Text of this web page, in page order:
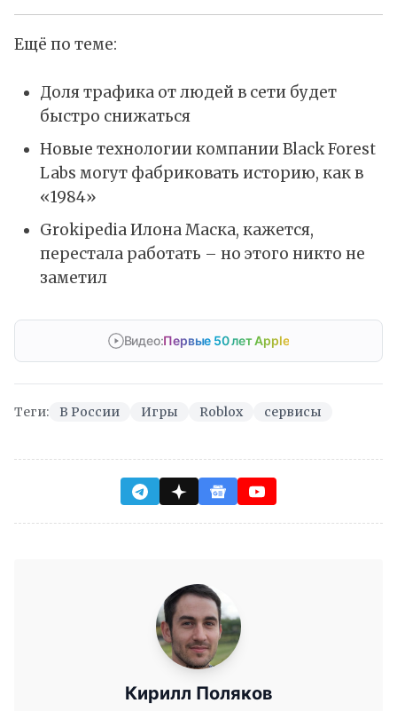
Ещё по теме:
Доля трафика от людей в сети будет
быстро снижаться
Новые технологии компании Black Forest
Labs могут фабриковать историю, как в
«1984»
Grokipedia Илона Маска, кажется,
перестала работать – но этого никто не
заметил
Видео:Первые 50 лет Apple
Теги: В России Игры Roblox сервисы
Кирилл Поляков